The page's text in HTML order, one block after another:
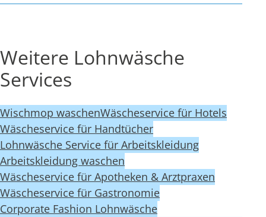
Weitere Lohnwäsche
Services
Wischmop waschenWäscheservice für Hotels
Wäscheservice für Handtücher
Lohnwäsche Service für Arbeitskleidung
Arbeitskleidung waschen
Wäscheservice für Apotheken & Arztpraxen
Wäscheservice für Gastronomie
Corporate Fashion Lohnwäsche